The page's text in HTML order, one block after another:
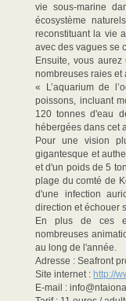
vie sous-marine
écosystème
reconstituant la vie
avec des vagues se
Ensuite, vous
nombreuses raies et
« L’aquarium de
poissons, incluant
120 tonnes d'eau
hébergées dans cet
Pour une vision
gigantesque et
et d'un poids de 5
plage du comté de
d'une infection
direction et échouer
En plus de ces
nombreuses
au long de l'année.
Adresse : Seafront
Site internet : http://
E-mail :